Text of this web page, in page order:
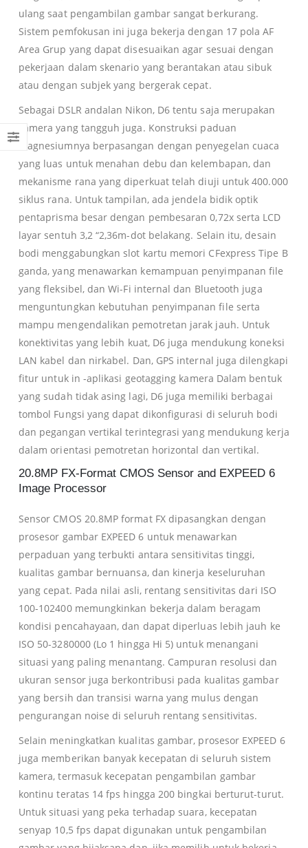
ulang saat pengambilan gambar sangat berkurang.
Sistem pemfokusan ini juga bekerja dengan 17 pola AF
Area Grup yang dapat disesuaikan agar sesuai dengan
pekerjaan dalam skenario yang berantakan atau sibuk
atau dengan subjek yang bergerak cepat.
Sebagai DSLR andalan Nikon, D6 tentu saja merupakan
kamera yang tangguh juga. Konstruksi paduan
magnesiumnya berpasangan dengan penyegelan cuaca
yang luas untuk menahan debu dan kelembapan, dan
mekanisme rana yang diperkuat telah diuji untuk 400.000
siklus rana. Untuk tampilan, ada jendela bidik optik
pentaprisma besar dengan pembesaran 0,72x serta LCD
layar sentuh 3,2 “2,36m-dot belakang. Selain itu, desain
bodi menggabungkan slot kartu memori CFexpress Tipe B
ganda, yang menawarkan kemampuan penyimpanan file
yang fleksibel, dan Wi-Fi internal dan Bluetooth juga
menguntungkan kebutuhan penyimpanan file serta
mampu mengendalikan pemotretan jarak jauh. Untuk
konektivitas yang lebih kuat, D6 juga mendukung koneksi
LAN kabel dan nirkabel. Dan, GPS internal juga dilengkapi
fitur untuk in -aplikasi geotagging kamera Dalam bentuk
yang sudah tidak asing lagi, D6 juga memiliki berbagai
tombol Fungsi yang dapat dikonfigurasi di seluruh bodi
dan pegangan vertikal terintegrasi yang mendukung kerja
dalam orientasi pemotretan horizontal dan vertikal.
20.8MP FX-Format CMOS Sensor and EXPEED 6
Image Processor
Sensor CMOS 20.8MP format FX dipasangkan dengan
prosesor gambar EXPEED 6 untuk menawarkan
perpaduan yang terbukti antara sensitivitas tinggi,
kualitas gambar bernuansa, dan kinerja keseluruhan
yang cepat. Pada nilai asli, rentang sensitivitas dari ISO
100-102400 memungkinkan bekerja dalam beragam
kondisi pencahayaan, dan dapat diperluas lebih jauh ke
ISO 50-3280000 (Lo 1 hingga Hi 5) untuk menangani
situasi yang paling menantang. Campuran resolusi dan
ukuran sensor juga berkontribusi pada kualitas gambar
yang bersih dan transisi warna yang mulus dengan
pengurangan noise di seluruh rentang sensitivitas.
Selain meningkatkan kualitas gambar, prosesor EXPEED 6
juga memberikan banyak kecepatan di seluruh sistem
kamera, termasuk kecepatan pengambilan gambar
kontinu teratas 14 fps hingga 200 bingkai berturut-turut.
Untuk situasi yang peka terhadap suara, kecepatan
senyap 10,5 fps dapat digunakan untuk pengambilan